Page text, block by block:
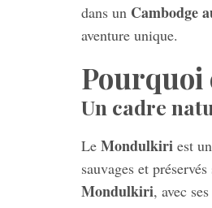
dans un Cambodge
aventure unique.
Pourquoi
Un cadre
Le Mondulkiri est
sauvages et
Mondulkiri, avec